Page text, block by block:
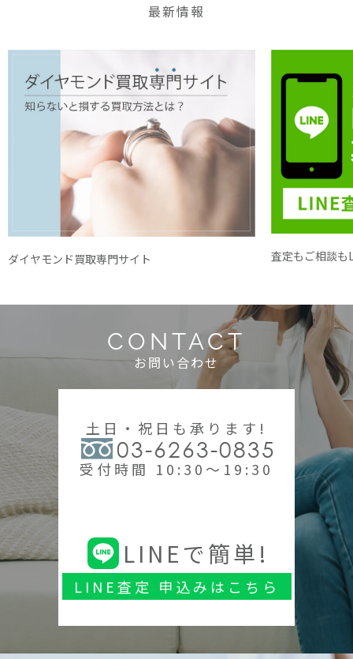
最新情報
ダイヤモンド買取専門サイト 査定もご相談も
CONTACT
お問い合わせ
土日・祝日も承ります!
03-6263-0835
受付時間 10:30～19:30
LINEで簡単!
LINE査定 申込みはこちら